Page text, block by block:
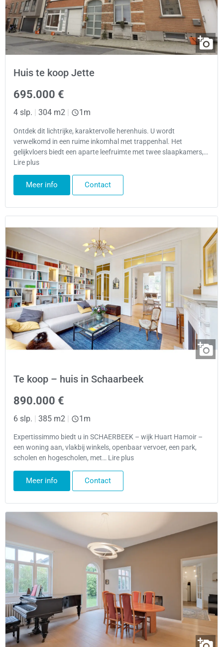
Huis te koop Jette
695.000 €
4 slp. | 304 m2 | 1m
Ontdek dit lichtrijke, karaktervolle herenhuis. U wordt
verwelkomd in een ruime inkomhal met trappenhal. Het
gelijkvloers biedt een aparte leefruimte met twee slaapkamers,…
Lire plus
Meer info Contact
Te koop – huis in Schaarbeek
890.000 €
6 slp. | 385 m2 | 1m
Expertissimmo biedt u in SCHAERBEEK – wijk Huart Hamoir –
een woning aan, vlakbij winkels, openbaar vervoer, een park,
scholen en hogescholen, met… Lire plus
Meer info Contact